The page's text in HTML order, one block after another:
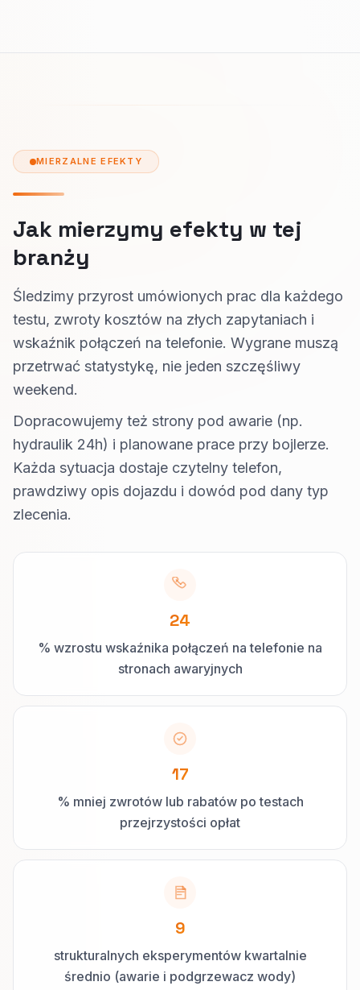
MIERZALNE EFEKTY
Jak mierzymy efekty w tej
branży
Śledzimy przyrost umówionych prac dla każdego
testu, zwroty kosztów na złych zapytaniach i
wskaźnik połączeń na telefonie. Wygrane muszą
przetrwać statystykę, nie jeden szczęśliwy
weekend.
Dopracowujemy też strony pod awarie (np.
hydraulik 24h) i planowane prace przy bojlerze.
Każda sytuacja dostaje czytelny telefon,
prawdziwy opis dojazdu i dowód pod dany typ
zlecenia.
24
% wzrostu wskaźnika połączeń na telefonie na
stronach awaryjnych
17
% mniej zwrotów lub rabatów po testach
przejrzystości opłat
9
strukturalnych eksperymentów kwartalnie
średnio (awarie i podgrzewacz wody)